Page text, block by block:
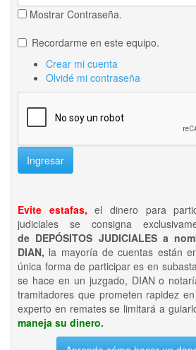
Mostrar Contraseña.
Recordarme en este equipo.
Crear mi cuenta
Olvidé mi contraseña
Ingresar
Evite estafas, el dinero para
judiciales se consigna
de DEPÓSITOS JUDICIALES a
DIAN, la mayoría de cuentas están
única forma de participar es en
se hace en un juzgado, DIAN o
tramitadores que prometen rapidez
experto en remates se limitará a
maneja su dinero.